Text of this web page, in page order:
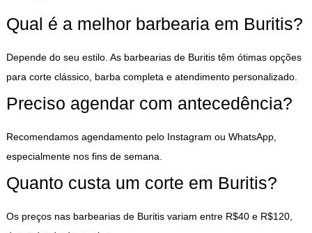
Qual é a melhor barbearia em Buritis?
Depende do seu estilo. As barbearias de Buritis têm ótimas opções
para corte clássico, barba completa e atendimento personalizado.
Preciso agendar com antecedência?
Recomendamos agendamento pelo Instagram ou WhatsApp,
especialmente nos fins de semana.
Quanto custa um corte em Buritis?
Os preços nas barbearias de Buritis variam entre R$40 e R$120,